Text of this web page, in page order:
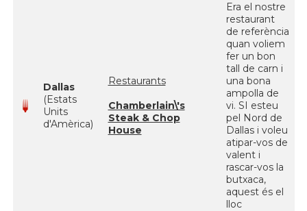
Dallas
(Estats
Units
d'Amèrica)
Restaurants
Chamberlain\'s
Steak & Chop
House
Era el nostre
restaurant
de referència
quan voliem
fer un bon
tall de carn i
una bona
ampolla de
vi. SI esteu
pel Nord de
Dallas i voleu
atipar-vos de
valent i
rascar-vos la
butxaca,
aquest és el
lloc